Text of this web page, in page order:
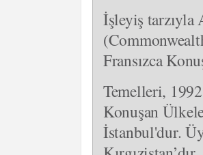
İşleyiş
Fransızca
Temelleri,
Konuşan
İstanbul'dur.